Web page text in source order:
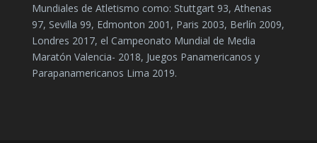
Mundiales de Atletismo como: Stuttgart 93, Athenas
97, Sevilla 99, Edmonton 2001, Paris 2003, Berlín 2009,
Londres 2017, el Campeonato Mundial de Media
Maratón Valencia- 2018, Juegos Panamericanos y
Parapanamericanos Lima 2019.